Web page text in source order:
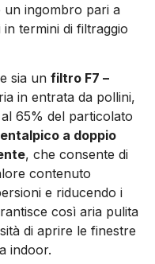
un ingombro pari a
termini di filtraggio
sia un filtro F7 –
in entrata da pollini,
65% del particolato
a doppio
, che consente di
contenuto
e riducendo i
così aria pulita
di aprire le finestre
indoor.